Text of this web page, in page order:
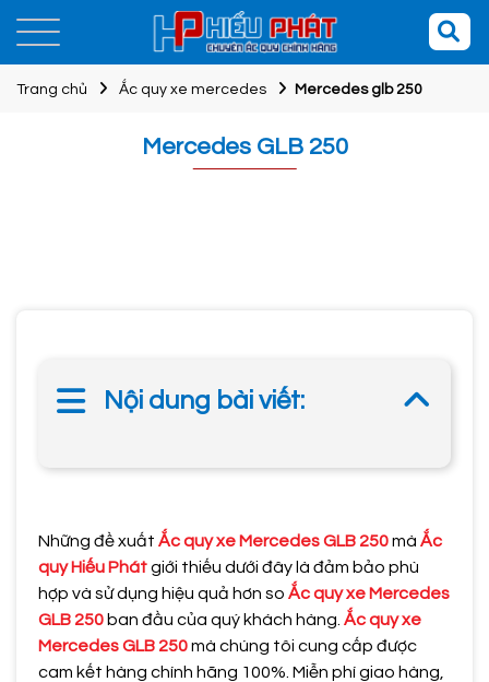
Trang chủ Ắc quy xe mercedes Mercedes glb 250
Mercedes GLB 250
Nội dung bài viết:
Những đề xuất Ắc quy xe Mercedes GLB 250mà Ắc
quy Hiếu Phátgiới thiếu dưới đây là đảm bảo phù
hợp và sử dụng hiệu quả hơn so Ắc quy xe Mercedes
GLB 250 ban đầu của quý khách hàng. Ắc quy xe
Mercedes GLB 250mà chúng tôi cung cấp được
cam kết hàng chính hãng 100%. Miễn phí giao hàng,